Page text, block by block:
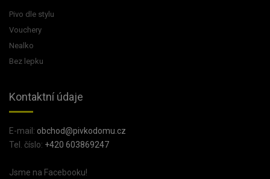
Pivo dle stylu
Vouchery
Nealko
Bez lepku
Kontaktní údaje
E-mail: obchod@pivkodomu.cz
Tel. číslo: +420 603869247
Jsme na Facebooku!